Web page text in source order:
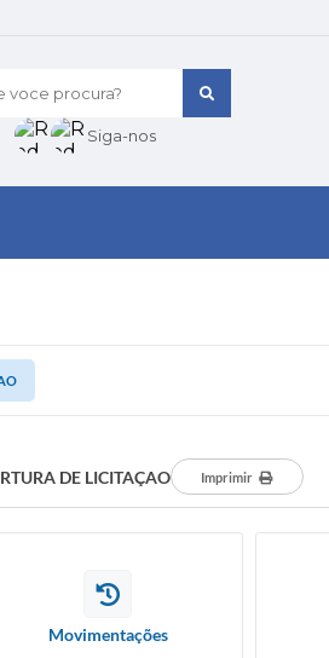
procura?
Siga-nos
DE LICITAÇAO Imprimir
Movimentações